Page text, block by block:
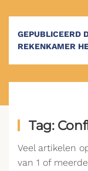
GEPUBLICEERD
REKENKAMER
Tag:
Veel artikelen
van 1 of